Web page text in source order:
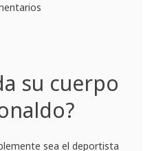
su cuerpo
sea el deportista